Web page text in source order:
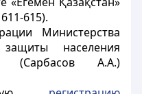
615).
Министерства
населения
(Сарбасов А.А.)